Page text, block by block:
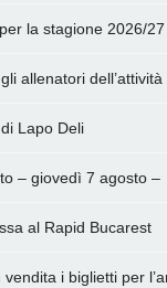
la stagione 2026/27
allenatori
Lapo Deli
– giovedì 7 agosto –
al Rapid Bucarest
i biglietti per